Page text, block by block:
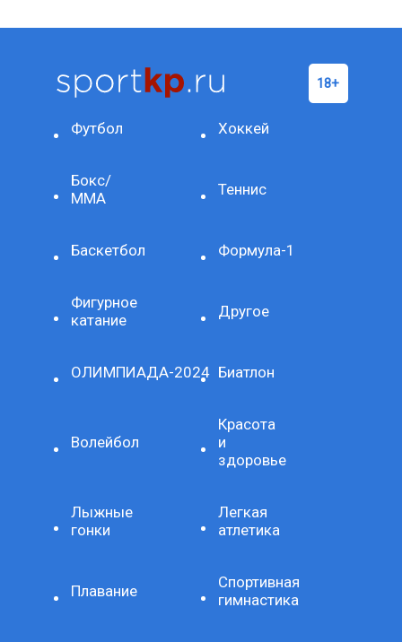
Футбол Хоккей
Бокс/
ММА
Теннис
Баскетбол Формула-1
Фигурное
катание
Другое
ОЛИМПИАДА-2024 Биатлон
Волейбол
Красота
и
здоровье
Лыжные
гонки
Легкая
атлетика
Плавание
Спортивная
гимнастика